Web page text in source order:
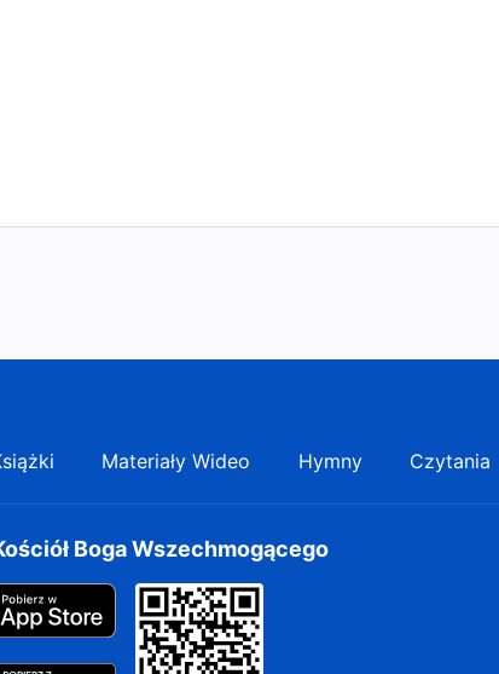
Materiały Wideo Hymny Czytania
Boga Wszechmogącego